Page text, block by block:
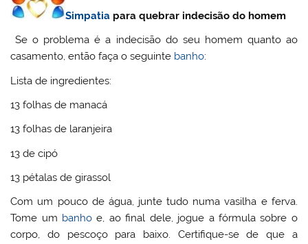
Simpatia para quebrar indecisão do homem
Se o problema é a indecisão do seu homem quanto ao
casamento, então faça o seguinte banho:
Lista de ingredientes:
13 folhas de manacá
13 folhas de laranjeira
13 de cipó
13 pétalas de girassol
Com um pouco de água, junte tudo numa vasilha e ferva.
Tome um banho e, ao final dele, jogue a fórmula sobre o
corpo, do pescoço para baixo. Certifique-se de que a